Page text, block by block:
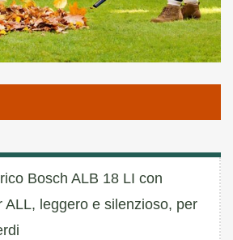
Bosch ALB 18 LI con
ALL, leggero e silenzioso, per